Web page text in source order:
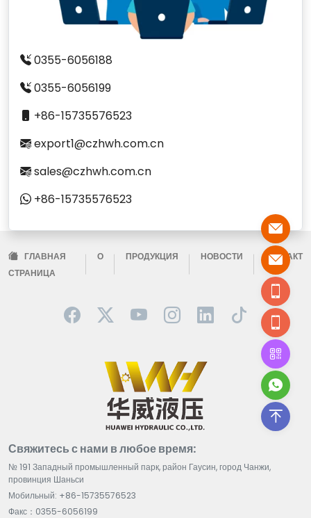
0355-6056188
0355-6056199
+86-15735576523
export1@czhwh.com.cn
sales@czhwh.com.cn
+86-15735576523
ГЛАВНАЯ
СТРАНИЦА
О ПРОДУКЦИЯ НОВОСТИ КОНТАКТ
Свяжитесь с нами в любое время:
№ 191 Западный промышленный парк, район Гаусин, город Чанжи,
провинция Шаньси
Мобильный: +86-15735576523
Факс：0355-6056199